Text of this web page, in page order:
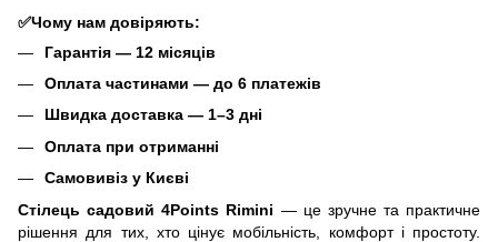
✅Чому нам довіряють:
Гарантія — 12 місяців
Оплата частинами — до 6 платежів
Швидка доставка — 1–3 дні
Оплата при отриманні
Самовивіз у Києві
Стілець садовий 4Points Rimini — це зручне та практичне
рішення для тих, хто цінує мобільність, комфорт і простоту.